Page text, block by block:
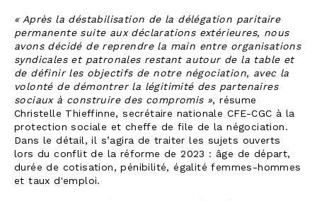
« Après la déstabilisation de la délégation paritaire
permanente suite aux déclarations extérieures, nous
avons décidé de reprendre la main entre organisations
syndicales et patronales restant autour de la table et
de définir les objectifs de notre négociation, avec la
volonté de démontrer la légitimité des partenaires
sociaux à construire des compromis », résume
Christelle Thieffinne, secrétaire nationale CFE-CGC à la
protection sociale et cheffe de file de la négociation.
Dans le détail, il s’agira de traiter les sujets ouverts
lors du conflit de la réforme de 2023 : âge de départ,
durée de cotisation, pénibilité, égalité femmes-hommes
et taux d'emploi.